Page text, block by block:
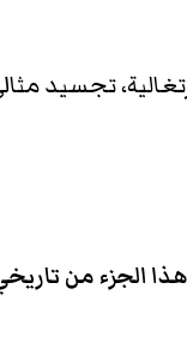
تجسيد
الجزء من